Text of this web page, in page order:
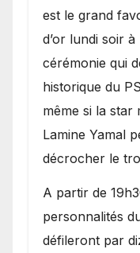
est le grand
d’or lundi soir
cérémonie qui
historique du
même si la star
Lamine Yamal
décrocher le
A partir de
personnalités
défileront par